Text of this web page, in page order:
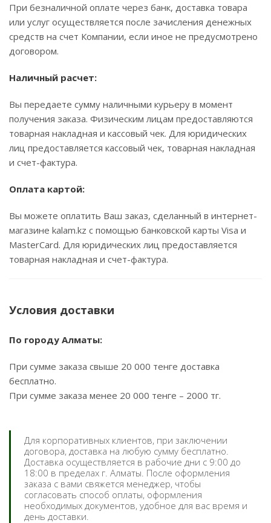
При безналичной оплате через банк, доставка товара
или услуг осуществляется после зачисления денежных
средств на счет Компании, если иное не предусмотрено
договором.
Наличный расчет:
Вы передаете сумму наличными курьеру в момент
получения заказа. Физическим лицам предоставляются
товарная накладная и кассовый чек. Для юридических
лиц предоставляется кассовый чек, товарная накладная
и счет-фактура.
Оплата картой:
Вы можете оплатить Ваш заказ, сделанный в интернет-
магазине kalam.kz с помощью банковской карты Visa и
MasterCard. Для юридических лиц предоставляется
товарная накладная и счет-фактура.
Условия доставки
По городу Алматы:
При сумме заказа свыше 20 000 тенге доставка
бесплатно.
При сумме заказа менее 20 000 тенге – 2000 тг.
Для корпоративных клиентов, при заключении
договора, доставка на любую сумму бесплатно.
Доставка осуществляется в рабочие дни с 9:00 до
18:00 в пределах г. Алматы. После оформления
заказа с вами свяжется менеджер, чтобы
согласовать способ оплаты, оформления
необходимых документов, удобное для вас время и
день доставки.